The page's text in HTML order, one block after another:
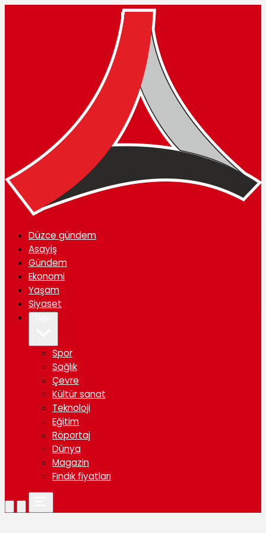
Düzce gündem
Asayiş
Gündem
Ekonomi
Yaşam
Siyaset
Spor
Sağlık
Çevre
Kültür sanat
Teknoloji
Eğitim
Röportaj
Dünya
Magazin
Fındık fiyatları